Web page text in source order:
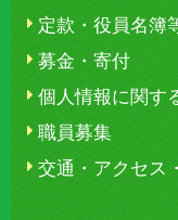
定款・役員名簿
募金・寄付
個人情報に関す
職員募集
交通・アクセス